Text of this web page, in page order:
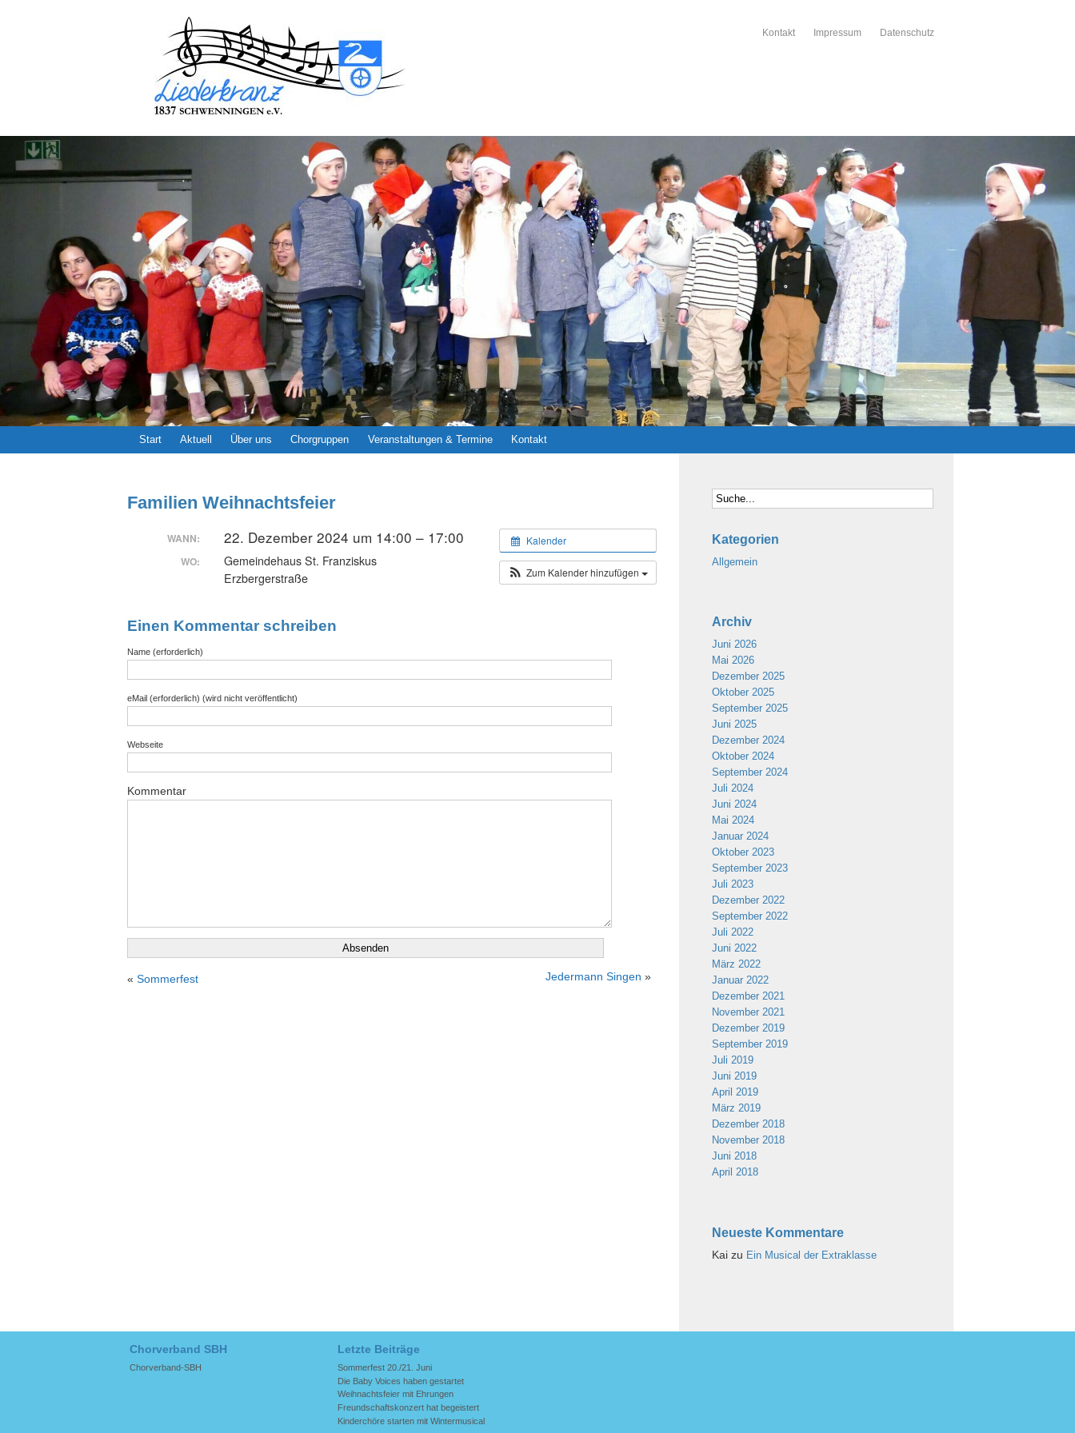
Kontakt Impressum Datenschutz
Start Aktuell Über uns Chorgruppen Veranstaltungen & Termine Kontakt
Familien Weihnachtsfeier
Kalender
Zum Kalender hinzufügen
WANN: 22. Dezember 2024 um 14:00 – 17:00
WO:
Gemeindehaus St. Franziskus
Erzbergerstraße
Einen Kommentar schreiben
Name (erforderlich)
eMail (erforderlich) (wird nicht veröffentlicht)
Webseite
Kommentar
« Sommerfest Jedermann Singen »
Kategorien
Allgemein
Archiv
Juni 2026
Mai 2026
Dezember 2025
Oktober 2025
September 2025
Juni 2025
Dezember 2024
Oktober 2024
September 2024
Juli 2024
Juni 2024
Mai 2024
Januar 2024
Oktober 2023
September 2023
Juli 2023
Dezember 2022
September 2022
Juli 2022
Juni 2022
März 2022
Januar 2022
Dezember 2021
November 2021
Dezember 2019
September 2019
Juli 2019
Juni 2019
April 2019
März 2019
Dezember 2018
November 2018
Juni 2018
April 2018
Neueste Kommentare
Kai zu Ein Musical der Extraklasse
Chorverband SBH
Chorverband-SBH
Letzte Beiträge
Sommerfest 20./21. Juni
Die Baby Voices haben gestartet
Weihnachtsfeier mit Ehrungen
Freundschaftskonzert hat begeistert
Kinderchöre starten mit Wintermusical